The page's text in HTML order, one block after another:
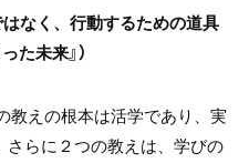
なく、行動するための道具
た未来』）
教えの根本は活学であり、実
らに２つの教えは、学びの